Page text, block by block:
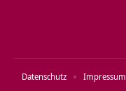
Datenschutz Impressum